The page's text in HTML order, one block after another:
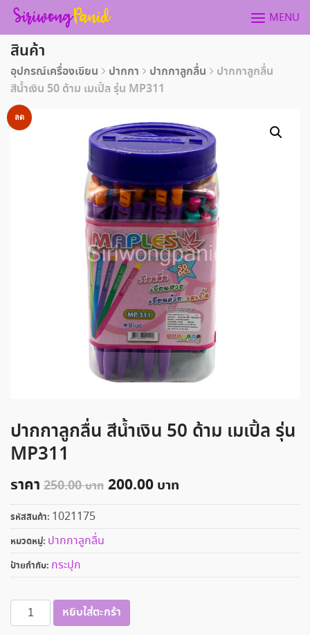
Skip
content
MENU
สินค้า
อุปกรณ์เครื่องเขียน ปากกา ปากกาลูกลื่น
ปากกาลูกลื่น
สีน้ำเงิน 50 ด้าม เมเปิ้ล รุ่น MP311
ลด
ปากกาลูกลื่น สีน้ำเงิน 50 ด้าม เมเปิ้ล รุ่น
MP311
ราคา 250.00 200.00
รหัสสินค้า: 1021175
หมวดหมู่: ปากกาลูกลื่น
ป้ายกำกับ: กระปุก
จำนวน
ปากกา
หยิบใส่ตะกร้า